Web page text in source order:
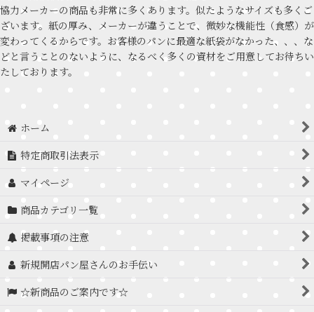
協力メーカーの商品も非常に多くあります。似たようなサイズも多くご
ざいます。紙の厚み、メーカーが違うことで、微妙な機能性（食感）が
変わってくるからです。お客様のパンに最適な紙袋がなかった、、、な
どと言うことのないように、なるべく多くの資材をご用意してお待ちい
たしております。
ホーム
特定商取引法表示
マイページ
商品カテゴリ一覧
掲載事項の注意
新規開店パン屋さんのお手伝い
☆新商品のご案内です☆